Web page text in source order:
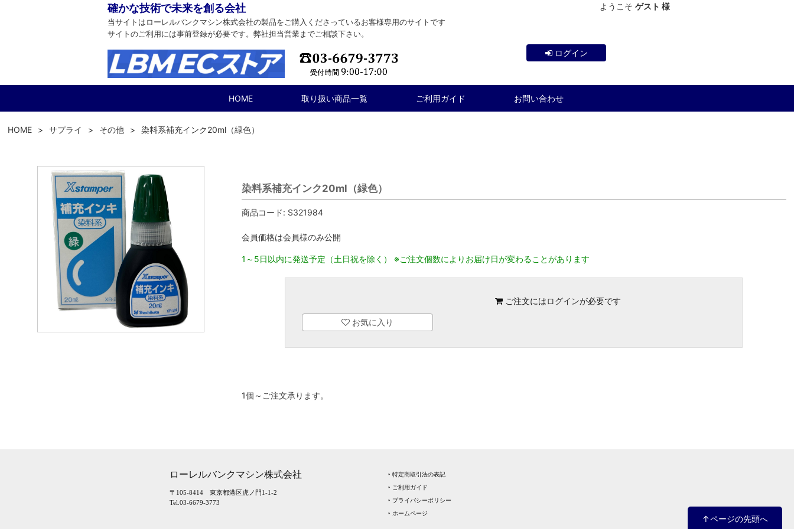
確かな技術で未来を創る会社
当サイトはローレルバンクマシン株式会社の製品をご購入くださっているお客様専用のサイトです
サイトのご利用には事前登録が必要です。弊社担当営業までご相談下さい。
ようこそ ゲスト 様
ログイン
HOME 取り扱い商品一覧 ご利用ガイド お問い合わせ
HOME サプライ その他 染料系補充インク20ml（緑色）
染料系補充インク20ml（緑色）
商品コード: S321984
会員価格は会員様のみ公開
1～5日以内に発送予定（土日祝を除く） ※ご注文個数によりお届け日が変わることがあります
ご注文にはログインが必要です
お気に入り
1個～ご注文承ります。
↑ページの先頭へ
ローレルバンクマシン株式会社
〒105-8414 東京都港区虎ノ門1-1-2
Tel.03-6679-3773
‣ 特定商取引法の表記
‣ ご利用ガイド
‣ プライバシーポリシー
‣ ホームページ